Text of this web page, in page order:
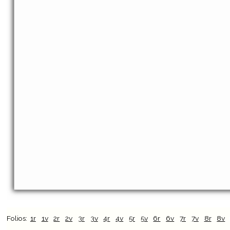
Folios: 1r 1v 2r 2v 3r 3v 4r 4v 5r 5v 6r 6v 7r 7v 8r 8v